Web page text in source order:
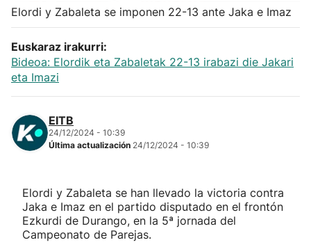
Kirolak 360
Atletismo
Más deportes
Elordi y Zabaleta se imponen 22-13 ante Jaka e Imaz
Euskaraz irakurri:
Bideoa: Elordik eta Zabaletak 22-13 irabazi die Jakari
eta Imazi
EITB
24/12/2024 - 10:39
Última actualización 24/12/2024 - 10:39
Elordi y Zabaleta se han llevado la victoria contra
Jaka e Imaz en el partido disputado en el frontón
Ezkurdi de Durango, en la 5ª jornada del
Campeonato de Parejas.